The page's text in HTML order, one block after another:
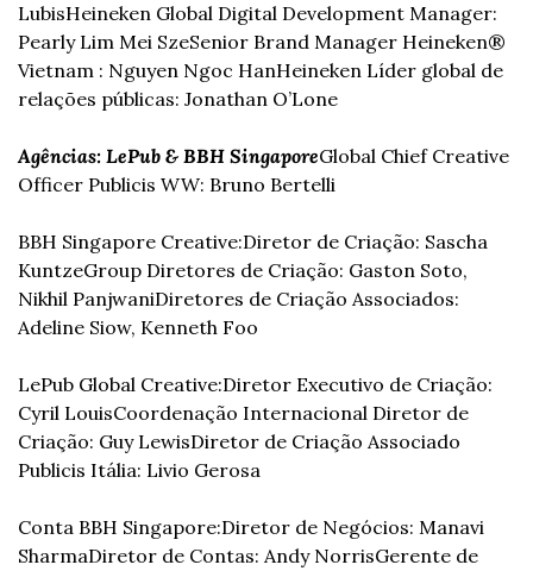
LubisHeineken Global Digital Development Manager:
Pearly Lim Mei SzeSenior Brand Manager Heineken®
Vietnam : Nguyen Ngoc HanHeineken Líder global de
relações públicas: Jonathan O’Lone
Agências: LePub & BBH SingaporeGlobal Chief Creative
Officer Publicis WW: Bruno Bertelli
BBH Singapore Creative:Diretor de Criação: Sascha
KuntzeGroup Diretores de Criação: Gaston Soto,
Nikhil PanjwaniDiretores de Criação Associados:
Adeline Siow, Kenneth Foo
LePub Global Creative:Diretor Executivo de Criação:
Cyril LouisCoordenação Internacional Diretor de
Criação: Guy LewisDiretor de Criação Associado
Publicis Itália: Livio Gerosa
Conta BBH Singapore:Diretor de Negócios: Manavi
SharmaDiretor de Contas: Andy NorrisGerente de